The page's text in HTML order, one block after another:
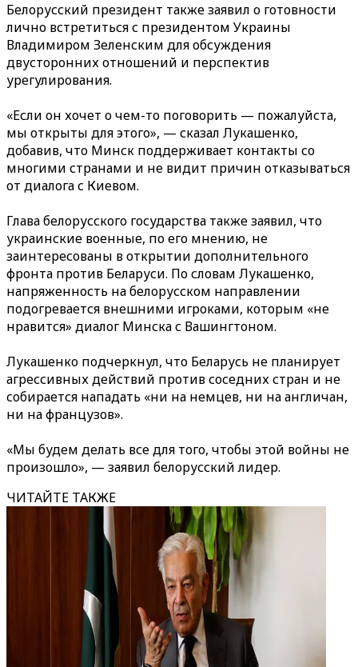
Белорусский президент также заявил о готовности
лично встретиться с президентом Украины
Владимиром Зеленским для обсуждения
двусторонних отношений и перспектив
урегулирования.
«Если он хочет о чем-то поговорить — пожалуйста,
мы открыты для этого», — сказал Лукашенко,
добавив, что Минск поддерживает контакты со
многими странами и не видит причин отказываться
от диалога с Киевом.
Глава белорусского государства также заявил, что
украинские военные, по его мнению, не
заинтересованы в открытии дополнительного
фронта против Беларуси. По словам Лукашенко,
напряженность на белорусском направлении
подогревается внешними игроками, которым «не
нравится» диалог Минска с Вашингтоном.
Лукашенко подчеркнул, что Беларусь не планирует
агрессивных действий против соседних стран и не
собирается нападать «ни на немцев, ни на англичан,
ни на французов».
«Мы будем делать все для того, чтобы этой войны не
произошло», — заявил белорусский лидер.
ЧИТАЙТЕ ТАКЖЕ